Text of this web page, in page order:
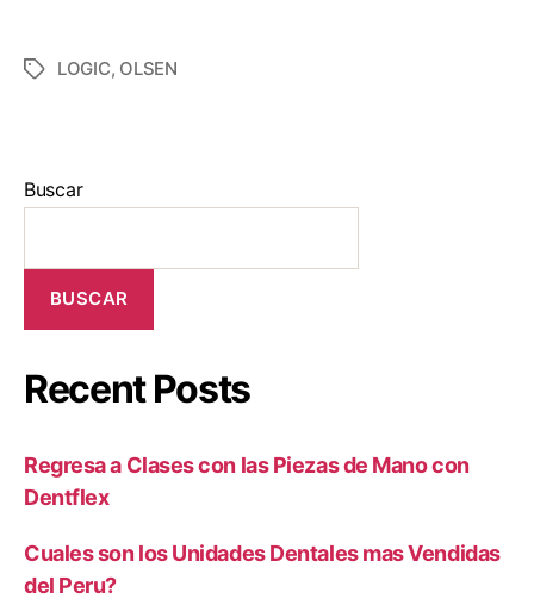
LOGIC, OLSEN
Buscar
BUSCAR
Recent Posts
Regresa a Clases con las Piezas de Mano con
Dentflex
Cuales son los Unidades Dentales mas Vendidas
del Peru?